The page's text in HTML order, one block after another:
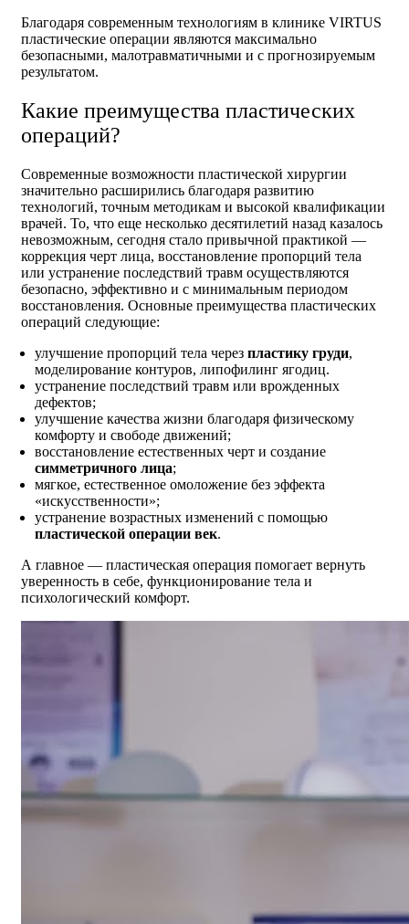
Благодаря современным технологиям в клинике VIRTUS
пластические операции являются максимально
безопасными, малотравматичными и с прогнозируемым
результатом.
Какие преимущества пластических
операций?
Современные возможности пластической хирургии
значительно расширились благодаря развитию
технологий, точным методикам и высокой квалификации
врачей. То, что еще несколько десятилетий назад казалось
невозможным, сегодня стало привычной практикой —
коррекция черт лица, восстановление пропорций тела
или устранение последствий травм осуществляются
безопасно, эффективно и с минимальным периодом
восстановления. Основные преимущества пластических
операций следующие:
улучшение пропорций тела через пластику груди,
моделирование контуров, липофилинг ягодиц.
устранение последствий травм или врожденных
дефектов;
улучшение качества жизни благодаря физическому
комфорту и свободе движений;
восстановление естественных черт и создание
симметричного лица;
мягкое, естественное омоложение без эффекта
«искусственности»;
устранение возрастных изменений с помощью
пластической операции век.
А главное — пластическая операция помогает вернуть
уверенность в себе, функционирование тела и
психологический комфорт.